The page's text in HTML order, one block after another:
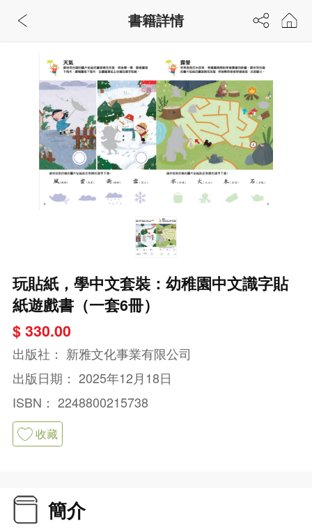
玩貼紙，學中文套裝：幼稚園中文識字貼
紙遊戲書（一套6冊）
$ 330.00
出版社： 新雅文化事業有限公司
出版日期： 2025年12月18日
ISBN： 2248800215738
收藏
簡介
書籍詳情